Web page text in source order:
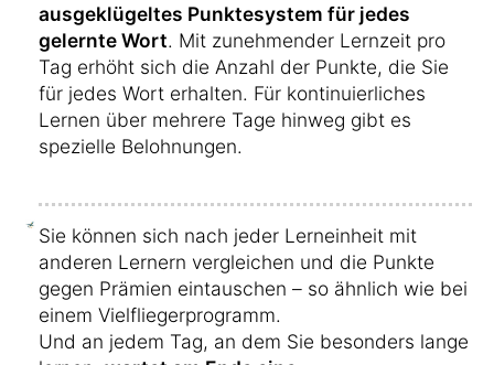
ausgeklügeltes Punktesystem für jedes
gelernte Wort. Mit zunehmender Lernzeit pro
Tag erhöht sich die Anzahl der Punkte, die Sie
für jedes Wort erhalten. Für kontinuierliches
Lernen über mehrere Tage hinweg gibt es
spezielle Belohnungen.
Sie können sich nach jeder Lerneinheit mit
anderen Lernern vergleichen und die Punkte
gegen Prämien eintauschen – so ähnlich wie bei
einem Vielfliegerprogramm.
Und an jedem Tag, an dem Sie besonders lange